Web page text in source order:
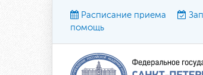
Расписание приема
помощь